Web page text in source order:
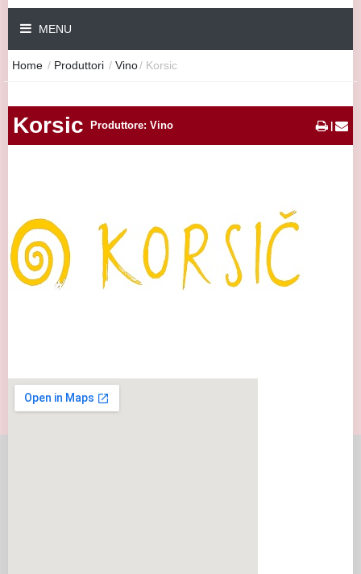
MENU
Home / Produttori / Vino/ Korsic
Korsic Produttore: Vino |